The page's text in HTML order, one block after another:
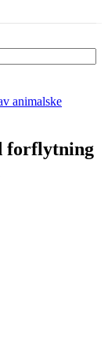
animalske
forflytning